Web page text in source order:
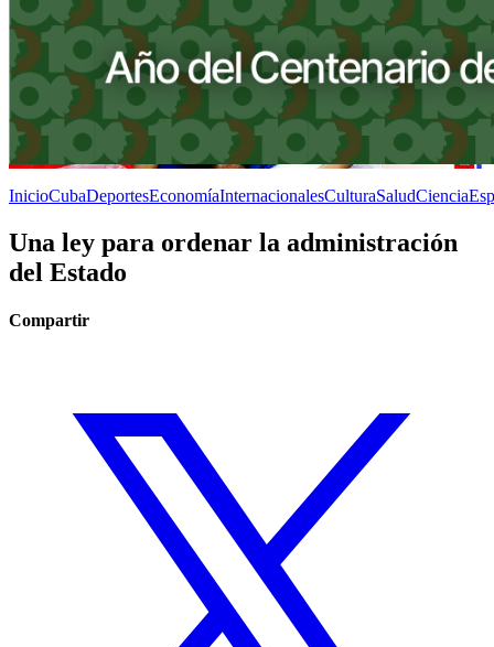
InicioCubaDeportesEconomíaInternacionalesCulturaSaludCiencia
Una ley para ordenar la administración
del Estado
Compartir